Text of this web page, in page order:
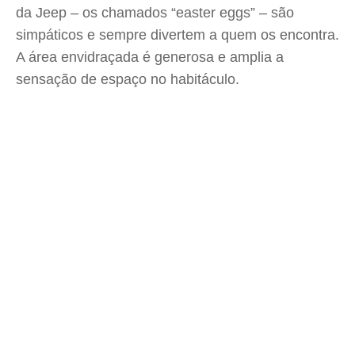
da Jeep – os chamados “easter eggs” – são
simpáticos e sempre divertem a quem os encontra.
A área envidraçada é generosa e amplia a
sensação de espaço no habitáculo.